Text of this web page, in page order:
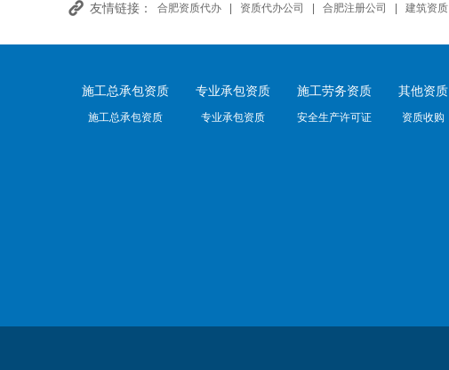
友情链接： 合肥资质代办 资质代办公司 合肥注册公司 建筑资质
施工总承包资质
施工总承包资质
专业承包资质
专业承包资质
施工劳务资质
安全生产许可证
其他资质
资质收购